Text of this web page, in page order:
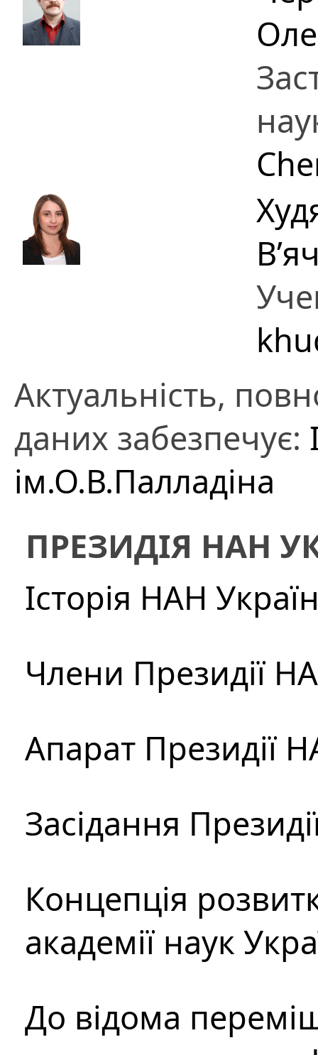
Актуальність,
даних забезпечує:
ім.О.В.Палладіна
ПРЕЗИДІЯ НАН
Історія НАН
Члени Президії
Апарат Президії
Засідання
Концепція
академії наук
До відома